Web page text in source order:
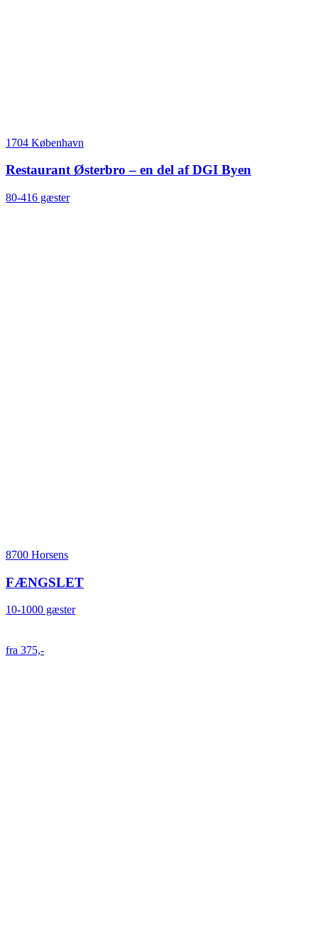
1704 København
Restaurant Østerbro – en del af DGI Byen
80-416 gæster
8700 Horsens
FÆNGSLET
10-1000 gæster
fra 375,-